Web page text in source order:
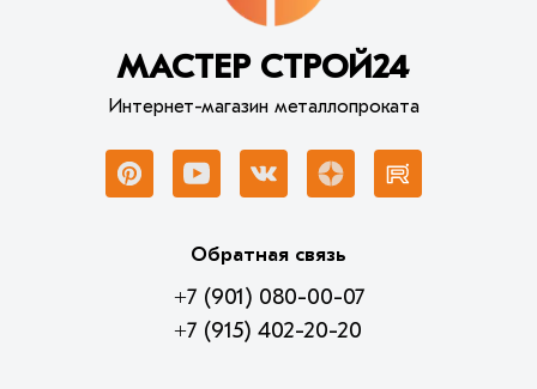
МАСТЕР СТРОЙ24
Интернет-магазин металлопроката
Обратная связь
+7 (901) 080-00-07
+7 (915) 402-20-20